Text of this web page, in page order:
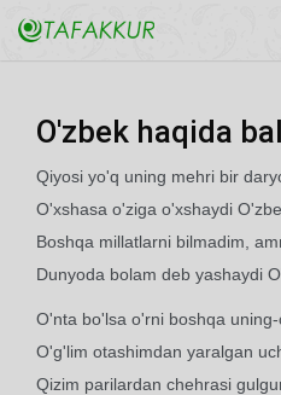
O'zbek haqida
Qiyosi yo'q uning mehri bir
O'xshasa o'ziga o'xshaydi
Boshqa millatlarni bilmadim,
Dunyoda bolam deb yashaydi
O'nta bo'lsa o'rni boshqa uning-
O'g'lim otashimdan yaralgan
Qizim parilardan chehrasi